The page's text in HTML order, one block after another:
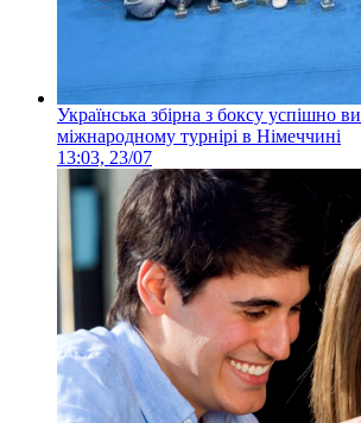
Українська збірна з боксу успішно
міжнародному турнірі в Німеччині
13:03, 23/07